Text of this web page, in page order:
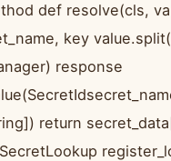
def resolve(cls,
key
response
return